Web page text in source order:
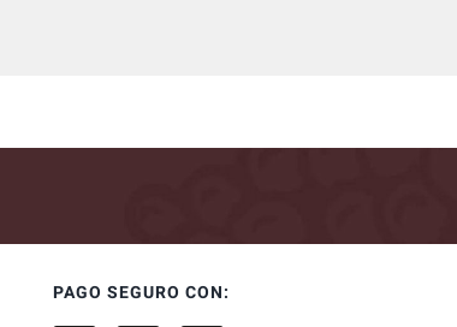
PAGO SEGURO CON: